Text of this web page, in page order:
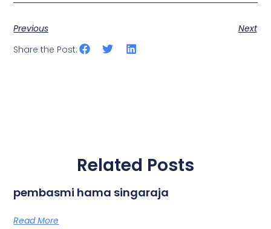
Previous
Next
Share the Post:
Related Posts
pembasmi hama singaraja
Read More